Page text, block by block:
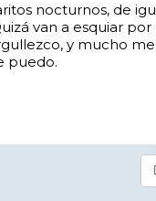
nocturnos, de
van a esquiar
y mucho
puedo.